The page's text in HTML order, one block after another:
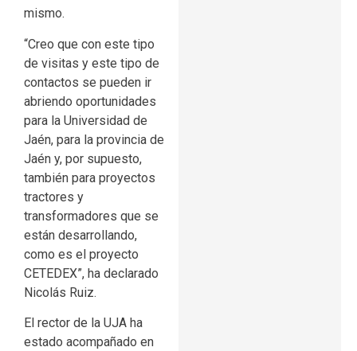
mismo.
“Creo que con este tipo
de visitas y este tipo de
contactos se pueden ir
abriendo oportunidades
para la Universidad de
Jaén, para la provincia de
Jaén y, por supuesto,
también para proyectos
tractores y
transformadores que se
están desarrollando,
como es el proyecto
CETEDEX”, ha declarado
Nicolás Ruiz.
El rector de la UJA ha
estado acompañado en